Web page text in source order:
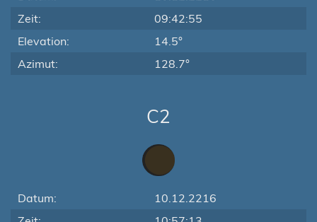
Zeit:
09:42:55
Elevation:
14.5°
Azimut:
128.7°
C2
Datum:
10.12.2216